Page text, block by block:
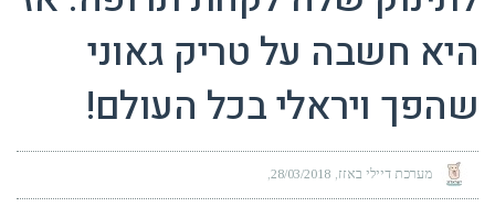
היא חשבה על טריק גאוני
שהפך ויראלי בכל העולם!
מערכת דיילי באזז 28/03/2018